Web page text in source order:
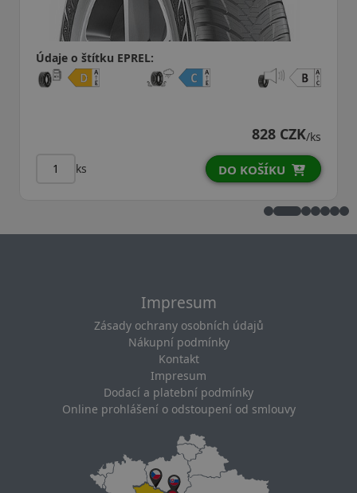
Údaje o štítku EPREL:
828 CZK/ks
DO KOŠÍKU
Impresum
Zásady ochrany osobních údajů
Nákupní podmínky
Kontakt
Impresum
Dodací a platební podmínky
Online prohlášení o odstoupení od smlouvy